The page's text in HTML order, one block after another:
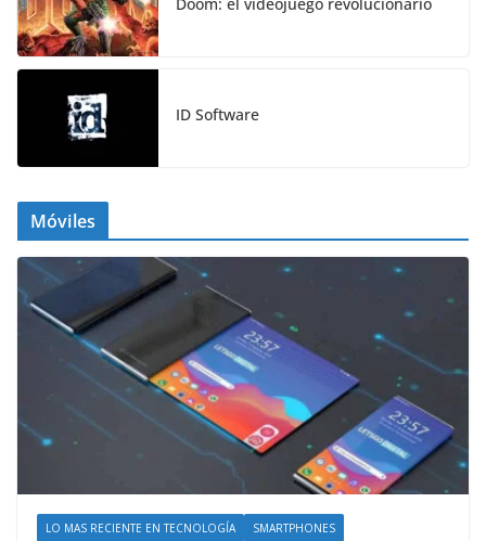
ID Software
Móviles
LO MAS RECIENTE EN TECNOLOGÍA SMARTPHONES